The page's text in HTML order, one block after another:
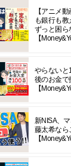
【アニメ
も銀行も
ずっと困ら
【
やらないと
後のお金で
【
新NISA、
藤太希なら
【